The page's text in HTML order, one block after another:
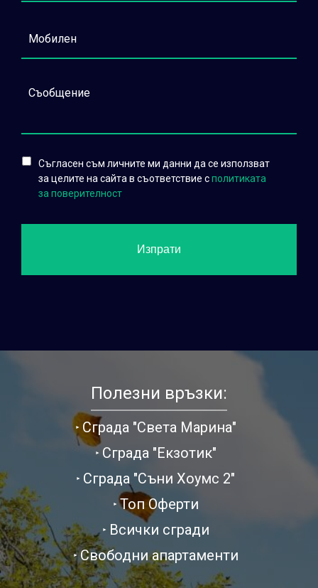
Съгласен съм личните ми данни да се използват
за целите на сайта в съответствие сполитиката
за поверителност
Полезни връзки:
Сграда "Света Марина"
Сграда "Екзотик"
Сграда "Съни Хоумс 2"
Топ Оферти
Всички сгради
Свободни апартаменти